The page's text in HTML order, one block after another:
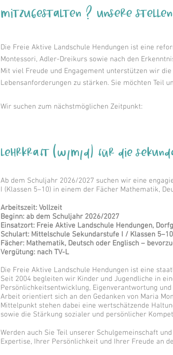
mitzugestalten ? Unsere
Die Freie Aktive Landschule Hendungen ist eine
Montessori, Adler-Dreikurs sowie nach den
Mit viel Freude und Engagement unterstützen wir
Lebensanforderungen zu stärken. Sie möchten Teil
Wir suchen zum nächstmöglichen Zeitpunkt:
Lehrkraft (w/m/d) für die
Ab dem Schuljahr 2026/2027 suchen wir eine
I (Klassen 5–10) in einem der Fächer Mathematik,
Arbeitszeit: Vollzeit
Beginn: ab dem Schuljahr 2026/2027
Einsatzort: Freie Aktive Landschule Hendungen,
Schulart: Mittelschule Sekundarstufe I / Klassen 5–10
Fächer: Mathematik, Deutsch oder Englisch –
Vergütung: nach TV-L
Die Freie Aktive Landschule Hendungen ist eine
Seit 2004 begleiten wir Kinder und Jugendliche in
Persönlichkeitsentwicklung, Eigenverantwortung
Arbeit orientiert sich an den Gedanken von Maria
Mittelpunkt stehen dabei eine wertschätzende
sowie die Stärkung sozialer und persönlicher
Werden auch Sie Teil unserer Schulgemeinschaft
Expertise, Ihrer Persönlichkeit und Ihrer Freude an